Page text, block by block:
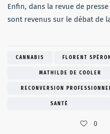
Enfin, dans la revue de
sont revenus sur le débat de
CANNABIS FLORENT
MATHILDE DE COOLER
RECONVERSION
SANTÉ
0